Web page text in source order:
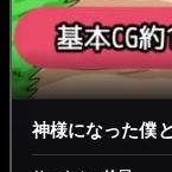
神様になった僕